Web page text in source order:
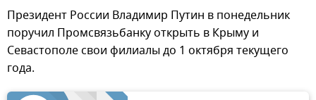
Президент России Владимир Путин в понедельник
поручил Промсвязьбанку открыть в Крыму и
Севастополе свои филиалы до 1 октября текущего
года.